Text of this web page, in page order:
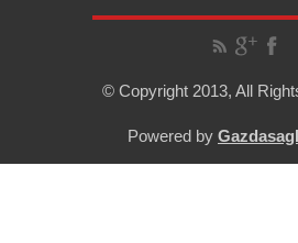
© Copyright 2013, All
Powered by